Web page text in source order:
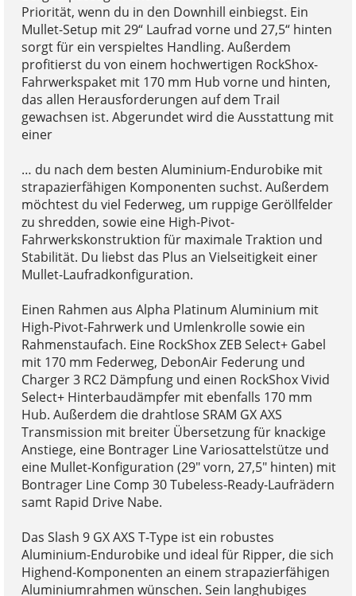
Priorität, wenn du in den Downhill einbiegst. Ein
Mullet-Setup mit 29“ Laufrad vorne und 27,5“ hinten
sorgt für ein verspieltes Handling. Außerdem
profitierst du von einem hochwertigen RockShox-
Fahrwerkspaket mit 170 mm Hub vorne und hinten,
das allen Herausforderungen auf dem Trail
gewachsen ist. Abgerundet wird die Ausstattung mit
einer
… du nach dem besten Aluminium-Endurobike mit
strapazierfähigen Komponenten suchst. Außerdem
möchtest du viel Federweg, um ruppige Geröllfelder
zu shredden, sowie eine High-Pivot-
Fahrwerkskonstruktion für maximale Traktion und
Stabilität. Du liebst das Plus an Vielseitigkeit einer
Mullet-Laufradkonfiguration.
Einen Rahmen aus Alpha Platinum Aluminium mit
High-Pivot-Fahrwerk und Umlenkrolle sowie ein
Rahmenstaufach. Eine RockShox ZEB Select+ Gabel
mit 170 mm Federweg, DebonAir Federung und
Charger 3 RC2 Dämpfung und einen RockShox Vivid
Select+ Hinterbaudämpfer mit ebenfalls 170 mm
Hub. Außerdem die drahtlose SRAM GX AXS
Transmission mit breiter Übersetzung für knackige
Anstiege, eine Bontrager Line Variosattelstütze und
eine Mullet-Konfiguration (29" vorn, 27,5" hinten) mit
Bontrager Line Comp 30 Tubeless-Ready-Laufrädern
samt Rapid Drive Nabe.
Das Slash 9 GX AXS T-Type ist ein robustes
Aluminium-Endurobike und ideal für Ripper, die sich
Highend-Komponenten an einem strapazierfähigen
Aluminiumrahmen wünschen. Sein langhubiges